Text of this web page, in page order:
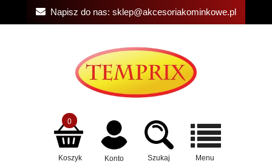
Napisz do nas: sklep@akcesoriakominkowe.pl
Koszyk
0
Konto Szukaj Menu